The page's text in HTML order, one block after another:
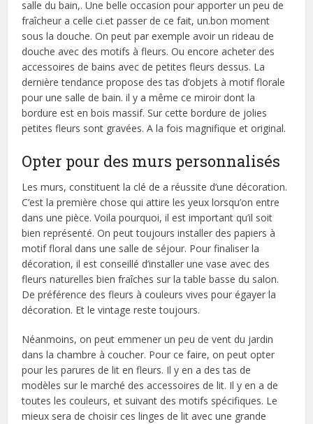
salle du bain,. Une belle occasion pour apporter un peu de
fraîcheur a celle ci.et passer de ce fait, un.bon moment
sous la douche. On peut par exemple avoir un rideau de
douche avec des motifs à fleurs. Ou encore acheter des
accessoires de bains avec de petites fleurs dessus. La
dernière tendance propose des tas d’objets à motif florale
pour une salle de bain. il y a même ce miroir dont la
bordure est en bois massif. Sur cette bordure de jolies
petites fleurs sont gravées. A la fois magnifique et original.
Opter pour des murs personnalisés
Les murs, constituent la clé de a réussite d’une décoration.
C’est la première chose qui attire les yeux lorsqu’on entre
dans une pièce. Voila pourquoi, il est important qu’il soit
bien représenté. On peut toujours installer des papiers à
motif floral dans une salle de séjour. Pour finaliser la
décoration, il est conseillé d’installer une vase avec des
fleurs naturelles bien fraîches sur la table basse du salon.
De préférence des fleurs à couleurs vives pour égayer la
décoration. Et le vintage reste toujours.
Néanmoins, on peut emmener un peu de vent du jardin
dans la chambre à coucher. Pour ce faire, on peut opter
pour les parures de lit en fleurs. Il y en a des tas de
modèles sur le marché des accessoires de lit. Il y en a de
toutes les couleurs, et suivant des motifs spécifiques. Le
mieux sera de choisir ces linges de lit avec une grande